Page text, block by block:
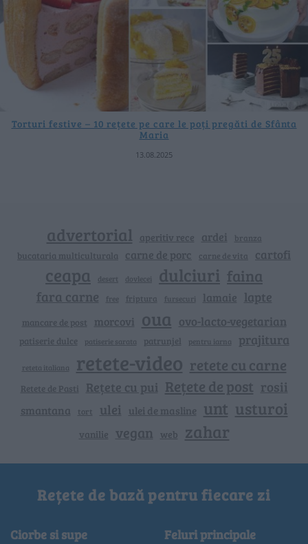
Torturi festive – 10 rețete pe care le poți pregăti de Sfânta
Maria
13.08.2025
advertorial aperitiv rece ardei branza
bucataria multiculturala carne de porc carne de vita cartofi
ceapa desert dovlecei dulciuri faina
fara carne free friptura fursecuri lamaie lapte
mancare de post morcovi oua ovo-lacto-vegetarian
patiserie dulce patiserie sarata patrunjel pentru iarna prajitura
reteta italiana retete-video retete cu carne
Retete de Pasti Rețete cu pui Rețete de post rosii
smantana tort ulei ulei de masline unt usturoi
vanilie vegan web zahar
Rețete de bază pentru fiecare zi
Ciorbe si supe Feluri principale